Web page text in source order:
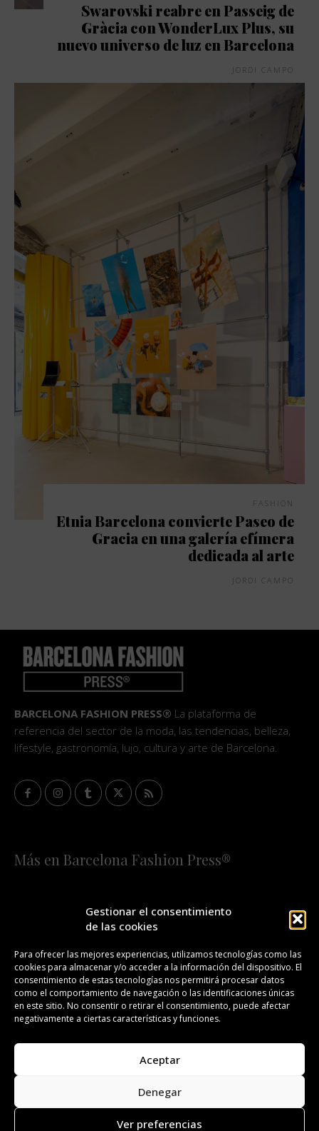
Gestionar el consentimiento
de las cookies
Para ofrecer las mejores experiencias, utilizamos tecnologías como las
cookies para almacenar y/o acceder a la información del dispositivo. El
consentimiento de estas tecnologías nos permitirá procesar datos
como el comportamiento de navegación o las identificaciones únicas
en este sitio. No consentir o retirar el consentimiento, puede afectar
negativamente a ciertas características y funciones.
Aceptar
Denegar
Ver preferencias
Swarovski reabre en Passeig de
Gràcia con WonderLux Plus, su
nuevo universo de luz en Barcelona
JORDI CAMPO
FASHION
Etnia Barcelona convierte Paseo de
Gracia en una galería efímera
dedicada al arte
JORDI CAMPO
BARCELONA FASHION PRESS® La plataforma de
referencia del sector de la moda, las tendencias, belleza,
lifestyle, gastronomía, lujo, cultura y arte de Barcelona.
Más en Barcelona Fashion Press®
¡SUSCRÍBETE A NUESTRA FASHION NEWS!
CONTACTO REDACCIÓN PUBLICIDAD
ISSN 2385-4839 DL B 27443-2014
Todos los derechos reservados. Copyright 2008-2024.
Barcelona Fashion Press®/™ es una marca registrada.